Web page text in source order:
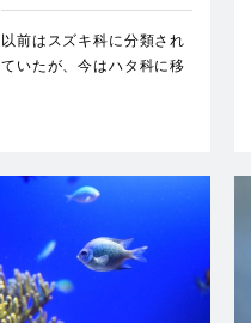
以前はスズキ科に分類され
ていたが、今はハタ科に移